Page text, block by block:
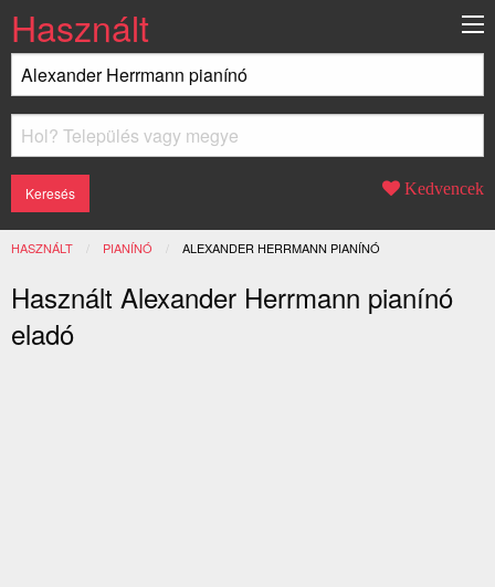
Használt
Kedvencek
HASZNÁLT PIANÍNÓ JELENLEGI:
ALEXANDER HERRMANN PIANÍNÓ
Használt Alexander Herrmann pianínó
eladó